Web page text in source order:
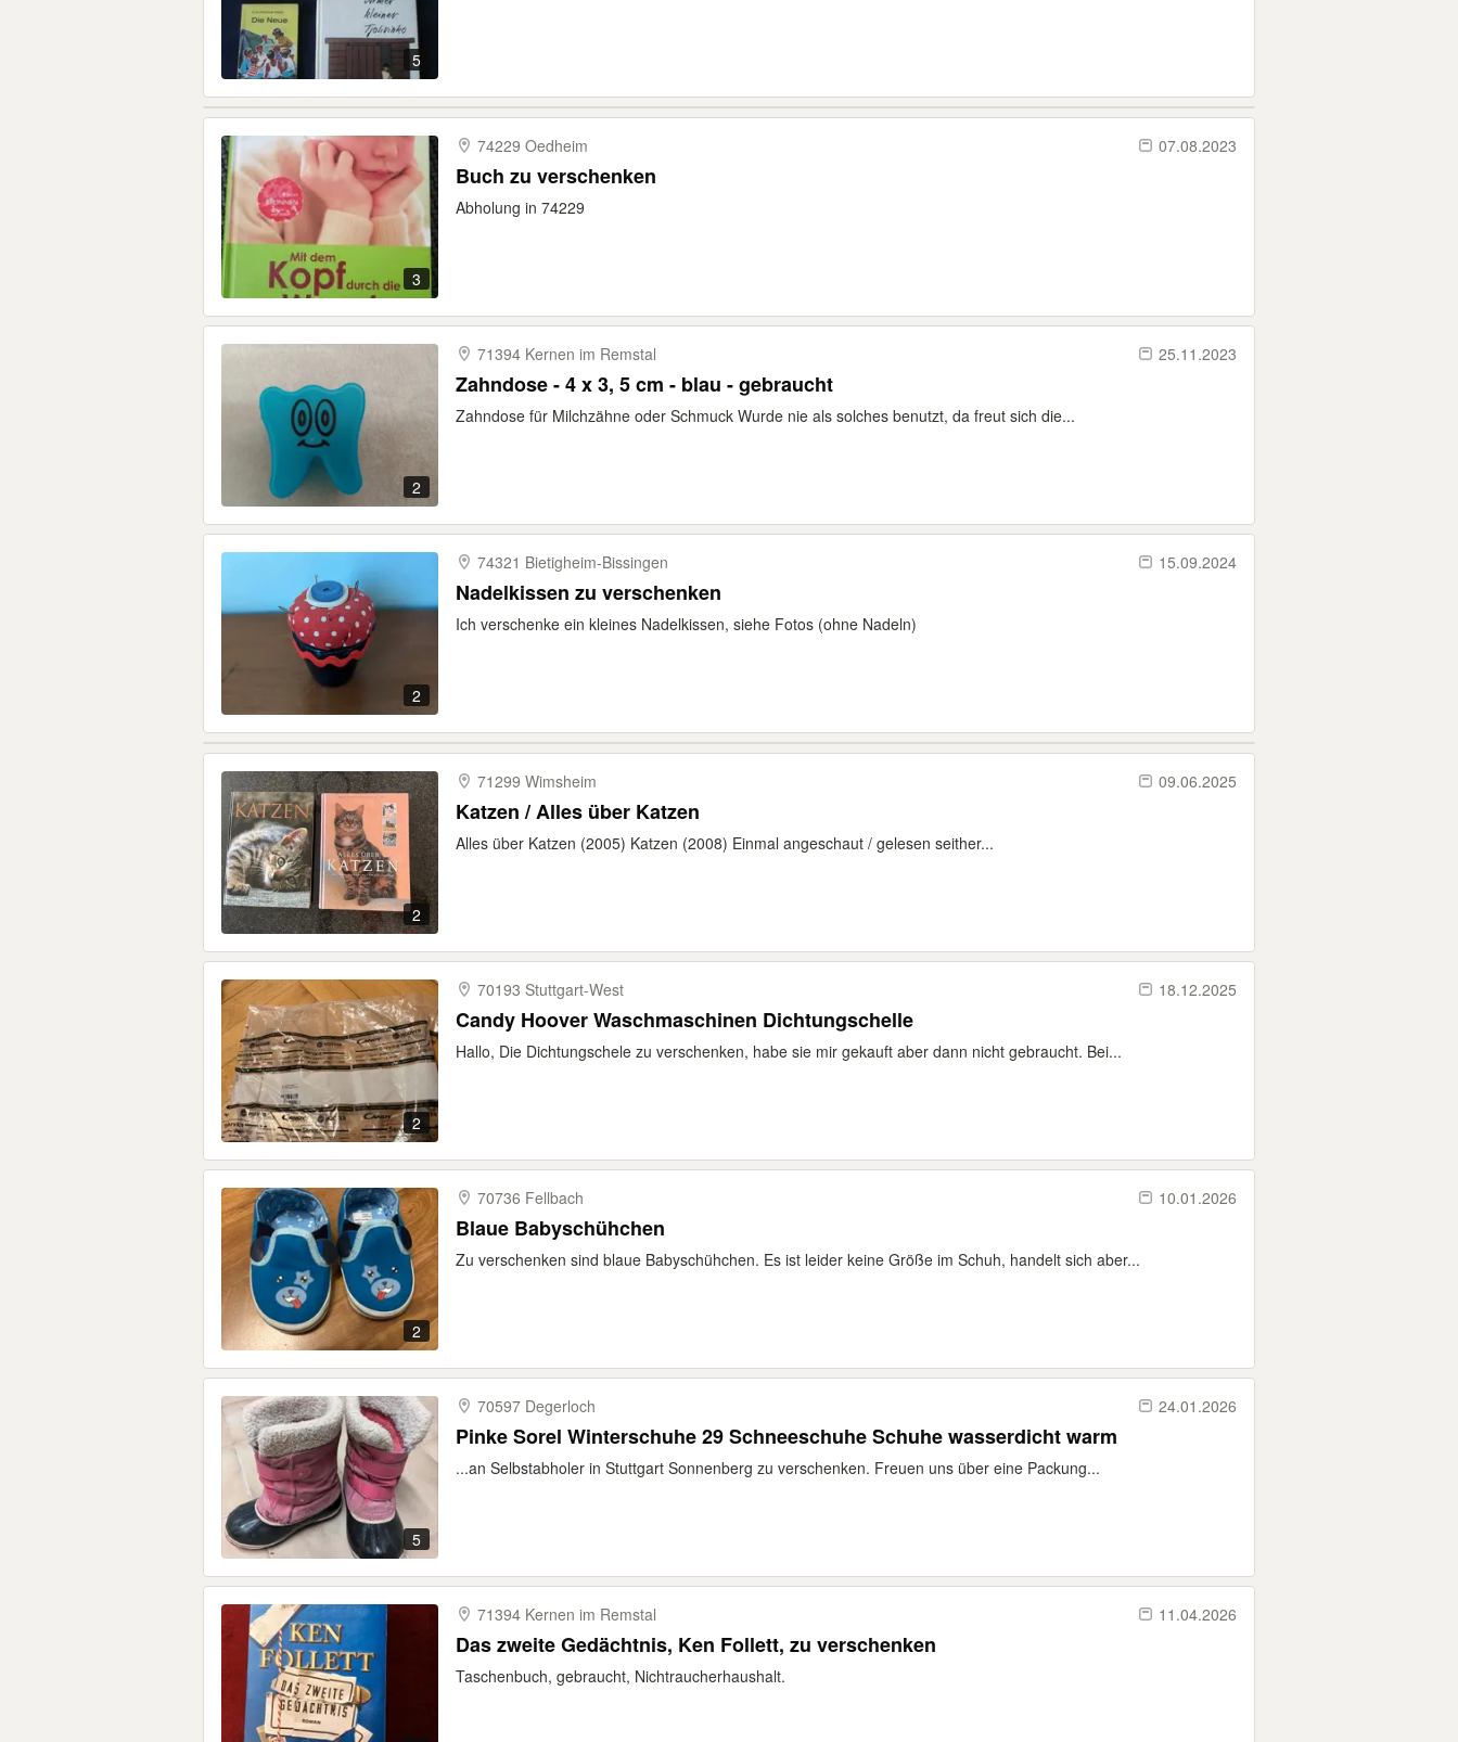
5
3
74229 Oedheim 07.08.2023
Buch zu verschenken
Abholung in 74229
2
71394 Kernen im Remstal 25.11.2023
Zahndose - 4 x 3, 5 cm - blau - gebraucht
Zahndose für Milchzähne oder Schmuck Wurde nie als solches benutzt, da freut sich die...
2
74321 Bietigheim-​Bissingen 15.09.2024
Nadelkissen zu verschenken
Ich verschenke ein kleines Nadelkissen, siehe Fotos (ohne Nadeln)
2
71299 Wimsheim 09.06.2025
Katzen / Alles über Katzen
Alles über Katzen (2005) Katzen (2008) Einmal angeschaut / gelesen seither...
2
70193 Stuttgart-​West 18.12.2025
Candy Hoover Waschmaschinen Dichtungschelle
Hallo, Die Dichtungschele zu verschenken, habe sie mir gekauft aber dann nicht gebraucht. Bei...
2
70736 Fellbach 10.01.2026
Blaue Babyschühchen
Zu verschenken sind blaue Babyschühchen. Es ist leider keine Größe im Schuh, handelt sich aber...
5
70597 Degerloch 24.01.2026
Pinke Sorel Winterschuhe 29 Schneeschuhe Schuhe wasserdicht warm
...an Selbstabholer in Stuttgart Sonnenberg zu verschenken. Freuen uns über eine Packung...
71394 Kernen im Remstal 11.04.2026
Das zweite Gedächtnis, Ken Follett, zu verschenken
Taschenbuch, gebraucht, Nichtraucherhaushalt.